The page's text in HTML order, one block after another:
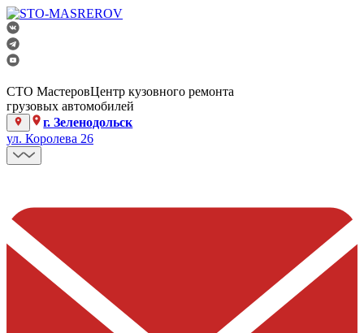
СТО МастеровЦентр кузовного ремонта
грузовых автомобилей
г. Зеленодольск
ул. Королева 26